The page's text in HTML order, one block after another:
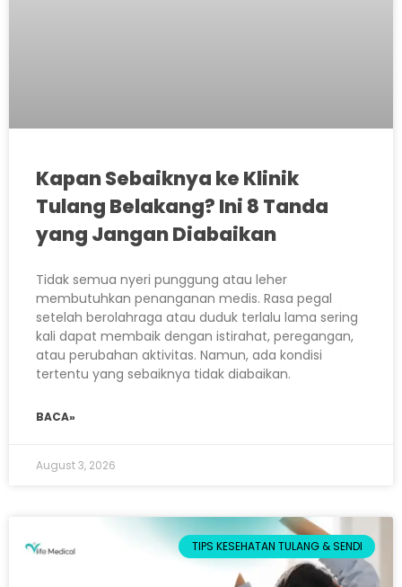
Kapan Sebaiknya ke Klinik
Tulang Belakang? Ini 8 Tanda
yang Jangan Diabaikan
Tidak semua nyeri punggung atau leher
membutuhkan penanganan medis. Rasa pegal
setelah berolahraga atau duduk terlalu lama sering
kali dapat membaik dengan istirahat, peregangan,
atau perubahan aktivitas. Namun, ada kondisi
tertentu yang sebaiknya tidak diabaikan.
BACA»
August 3, 2026
TIPS KESEHATAN TULANG & SENDI